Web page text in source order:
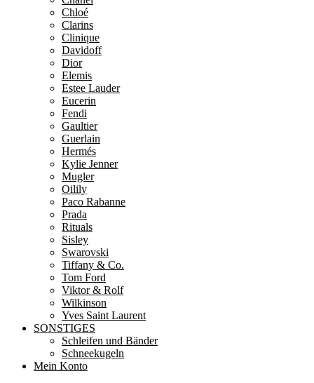
Chloé
Clarins
Clinique
Davidoff
Dior
Elemis
Estee Lauder
Eucerin
Fendi
Gaultier
Guerlain
Hermés
Kylie Jenner
Mugler
Oilily
Paco Rabanne
Prada
Rituals
Sisley
Swarovski
Tiffany & Co.
Tom Ford
Viktor & Rolf
Wilkinson
Yves Saint Laurent
SONSTIGES
Schleifen und Bänder
Schneekugeln
Mein Konto